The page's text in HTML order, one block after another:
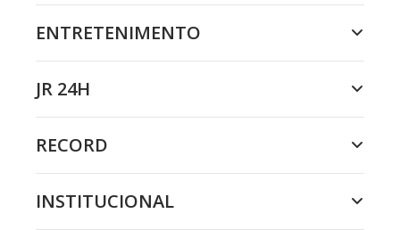
ENTRETENIMENTO
JR 24H
RECORD
INSTITUCIONAL